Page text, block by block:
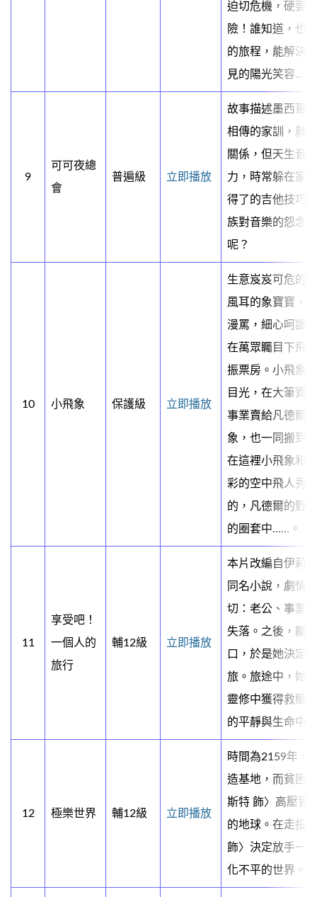
迫切危機，硬要
險！誰知道，也
的旅程，能解決
見的陽光笑容……
9
可可夜總
會
普遍級 立即播放
故事描述墨西哥
相傳的家訓，就
關係，但天生音
力，時常躲在家
得了的吉他技巧
族對音樂的怨念
呢？
10 小飛象 保護級 立即播放
生意岌岌可危的
風耳的象寶寶，
漫罵，細心呵護
在萬眾矚目下飛
振票房。小飛象
目光，在大筆資
事業賣給凡德爾
象，也一同搬到
在這裡小飛象和
彩的空中飛人秀
的，凡德爾的野
的圈套中……。
11
享受吧！
一個人的
旅行
輔12級 立即播放
本片改編自伊莉
同名小說，劇情
切：老公、事業
失落。之後，離
口，於是她決定
旅。旅途中，她
靈修中獲得救贖
的平靜與生命中
12 極樂世界 輔12級 立即播放
時間為2159年，
造基地，而貧困
斯特 飾〉高壓實
的地球。在走投
飾〉決定放手一
化不平的世界。